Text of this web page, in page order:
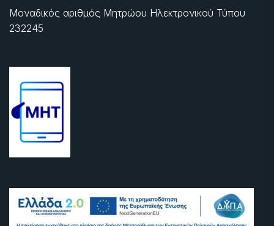
Μοναδικός αριθμός Μητρώου Ηλεκτρονικού Τύπου
232245